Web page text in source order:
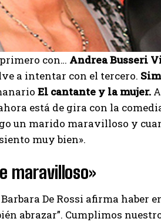
con… Andrea Busseri
a intentar con el tercero.
El cantante y la mujer.
está de gira con la
un marido maravilloso y
muy bien».
maravilloso»
De Rossi afirma haber
abrazar”. Cumplimos